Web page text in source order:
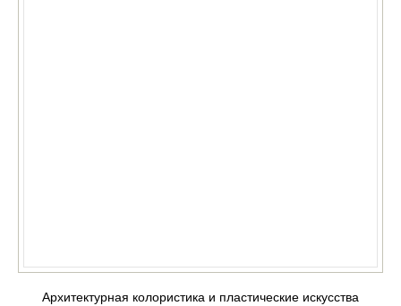
Архитектурная колористика и пластические искусства